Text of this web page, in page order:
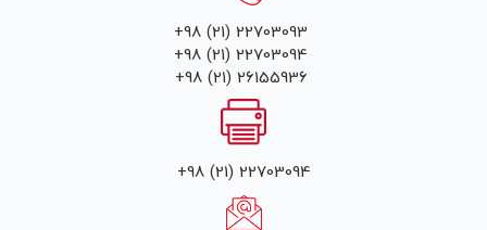
+98 (21) 22703093
+98 (21) 22703094
+98 (21) 26155936
+98 (21) 22703094